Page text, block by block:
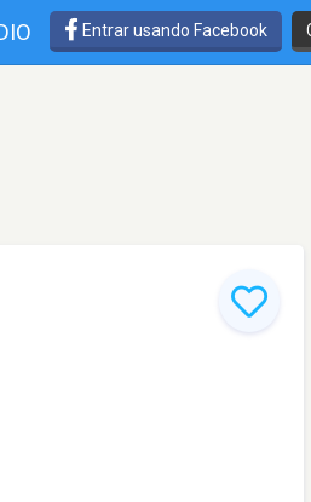
Entrar usando Facebook